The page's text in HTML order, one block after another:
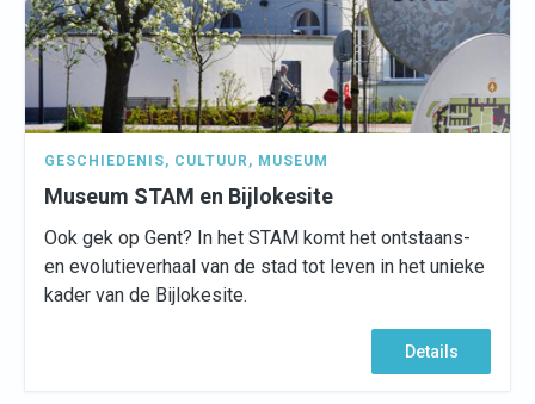
GESCHIEDENIS, CULTUUR , MUSEUM
Museum STAM en Bijlokesite
Ook gek op Gent? In het STAM komt het ontstaans-
en evolutieverhaal van de stad tot leven in het unieke
kader van de Bijlokesite.
Details